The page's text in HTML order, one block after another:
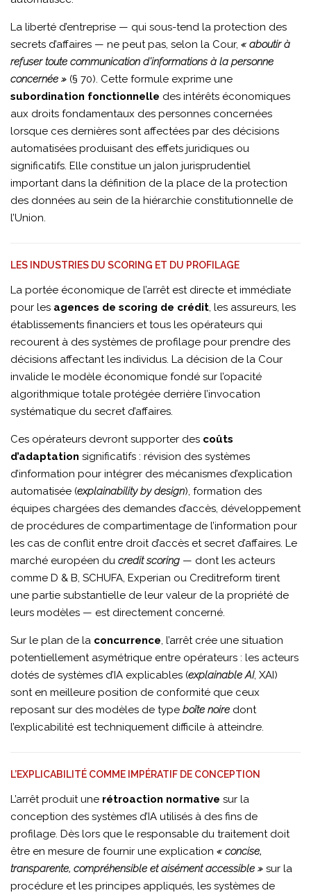
La liberté d’entreprise — qui sous-tend la protection des
secrets d’affaires — ne peut pas, selon la Cour, « aboutir à
refuser toute communication d’informations à la personne
concernée » (§ 70). Cette formule exprime une
subordination fonctionnelle des intérêts économiques
aux droits fondamentaux des personnes concernées
lorsque ces dernières sont affectées par des décisions
automatisées produisant des effets juridiques ou
significatifs. Elle constitue un jalon jurisprudentiel
important dans la définition de la place de la protection
des données au sein de la hiérarchie constitutionnelle de
l’Union.
LES INDUSTRIES DU SCORING ET DU PROFILAGE
La portée économique de l’arrêt est directe et immédiate
pour les agences de scoring de crédit, les assureurs, les
établissements financiers et tous les opérateurs qui
recourent à des systèmes de profilage pour prendre des
décisions affectant les individus. La décision de la Cour
invalide le modèle économique fondé sur l’opacité
algorithmique totale protégée derrière l’invocation
systématique du secret d’affaires.
Ces opérateurs devront supporter des coûts
d’adaptation significatifs : révision des systèmes
d’information pour intégrer des mécanismes d’explication
automatisée (explainability by design), formation des
équipes chargées des demandes d’accès, développement
de procédures de compartimentage de l’information pour
les cas de conflit entre droit d’accès et secret d’affaires. Le
marché européen du credit scoring — dont les acteurs
comme D & B, SCHUFA, Experian ou Creditreform tirent
une partie substantielle de leur valeur de la propriété de
leurs modèles — est directement concerné.
Sur le plan de la concurrence, l’arrêt crée une situation
potentiellement asymétrique entre opérateurs : les acteurs
dotés de systèmes d’IA explicables (explainable AI, XAI)
sont en meilleure position de conformité que ceux
reposant sur des modèles de type boîte noire dont
l’explicabilité est techniquement difficile à atteindre.
L’EXPLICABILITÉ COMME IMPÉRATIF DE CONCEPTION
L’arrêt produit une rétroaction normative sur la
conception des systèmes d’IA utilisés à des fins de
profilage. Dès lors que le responsable du traitement doit
être en mesure de fournir une explication « concise,
transparente, compréhensible et aisément accessible » sur la
procédure et les principes appliqués, les systèmes de